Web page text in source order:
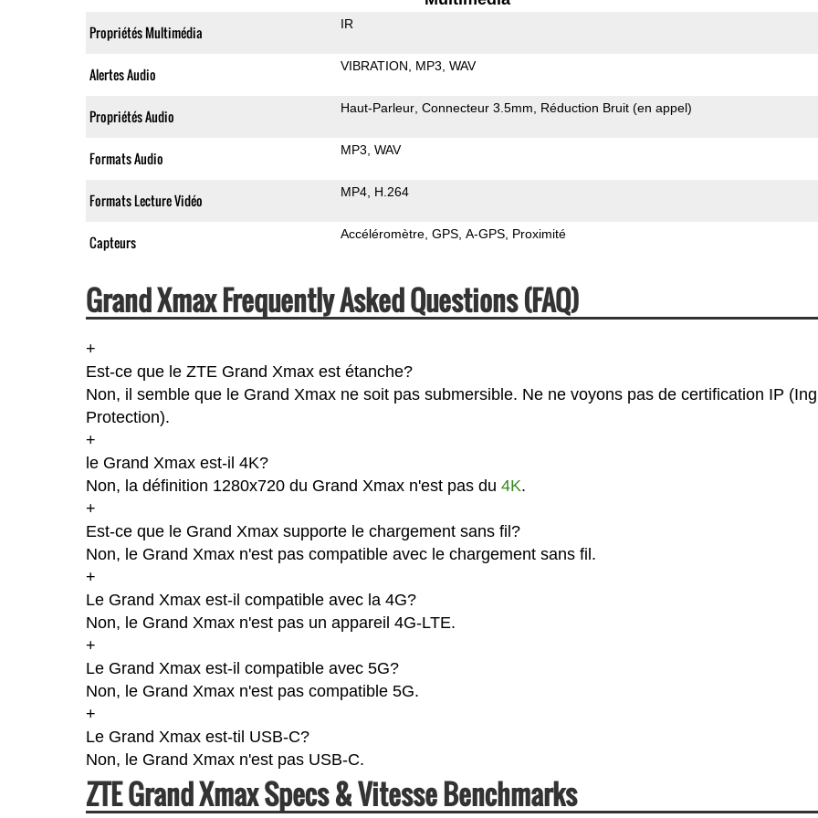
Propriétés Multimédia IR
Alertes Audio VIBRATION MP3 WAV
Propriétés Audio Haut-Parleur Connecteur 3.5mm Réduction Bruit (en appel)
Formats Audio MP3 WAV
Formats Lecture Vidéo MP4 H.264
Capteurs Accéléromètre GPS A-GPS Proximité
Grand Xmax Frequently Asked Questions (FAQ)
+
Est-ce que le ZTE Grand Xmax est étanche?
Non, il semble que le Grand Xmax ne soit pas submersible. Ne ne voyons pas de certification IP
Protection).
+
le Grand Xmax est-il 4K?
Non, la définition 1280x720 du Grand Xmax n'est pas du 4K.
+
Est-ce que le Grand Xmax supporte le chargement sans fil?
Non, le Grand Xmax n'est pas compatible avec le chargement sans fil.
+
Le Grand Xmax est-il compatible avec la 4G?
Non, le Grand Xmax n'est pas un appareil 4G-LTE.
+
Le Grand Xmax est-il compatible avec 5G?
Non, le Grand Xmax n'est pas compatible 5G.
+
Le Grand Xmax est-til USB-C?
Non, le Grand Xmax n'est pas USB-C.
ZTE Grand Xmax Specs & Vitesse Benchmarks